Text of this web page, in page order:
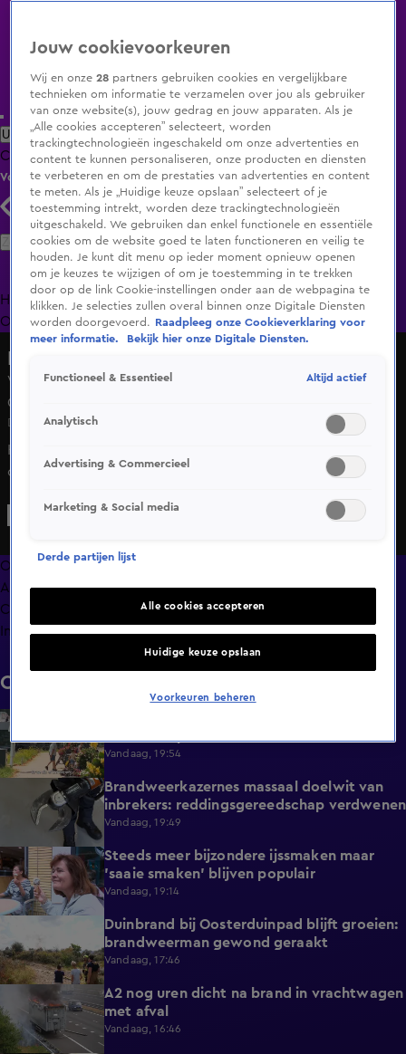
Uitzending Gemist Populaire programma's Zenders Genres
ClipsFilmsRadioSmart TV inlogShop
Volg KIJK
Zoeken
HomeUitzending Gemist Programma's De Bondgenoten
OranjezomerLivestreamsShop
Vertrouwen in Oranje daalt na wedstrijd tegen
Oezbekistan
Di 9 juni, 19:44
Het vertrouwen in het Nederlands elftal heeft een deuk
opgelopen na de wedstrijd tegen Oezbekistan.
het WK begint. De nationale ploeg won het duel
niet te spreken over het spel.
Overzicht
Afleveringen
Clips
Info
Clips
2:11
Vandaag, 19:54
Brandweerkazernes massaal doelwit van
inbrekers: reddingsgereedschap verdwenen
Vandaag, 19:49
1:17
Steeds meer bijzondere ijssmaken maar
'saaie smaken' blijven populair
Vandaag, 19:14
Duinbrand bij Oosterduinpad blijft groeien:
brandweerman gewond geraakt
Vandaag, 17:46
A2 nog uren dicht na brand in vrachtwagen
met afval
Vandaag, 16:46
Jouw cookievoorkeuren
Wij en onze28 partners gebruiken cookies en vergelijkbare
technieken om informatie te verzamelen over jou als gebruiker
van onze website(s), jouw gedrag en jouw apparaten. Als je
„Alle cookies accepteren” selecteert, worden
trackingtechnologieën ingeschakeld om onze advertenties en
content te kunnen personaliseren, onze producten en diensten
te verbeteren en om de prestaties van advertenties en content
te meten. Als je „Huidige keuze opslaan” selecteert of je
toestemming intrekt, worden deze trackingtechnologieën
uitgeschakeld. We gebruiken dan enkel functionele en essentiële
cookies om de website goed te laten functioneren en veilig te
houden. Je kunt dit menu op ieder moment opnieuw openen
om je keuzes te wijzigen of om je toestemming in te trekken
door op de link Cookie-instellingen onder aan de webpagina te
klikken. Je selecties zullen overal binnen onze Digitale Diensten
worden doorgevoerd.
Raadpleeg onze Cookieverklaring voor
meer informatie.
Bekijk hier onze Digitale Diensten.
Functioneel & Essentieel Altijd actief
Analytisch
Advertising & Commercieel
Marketing & Social media
Derde partijen lijst
Alle cookies accepteren
Huidige keuze opslaan
Voorkeuren beheren